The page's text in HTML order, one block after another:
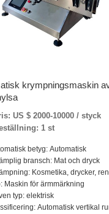
krympningsmaskin
US $ 2000-10000 / styck
1 st
betyg: Automatisk
bransch: Mat och dryck
Kosmetika, drycker,
Maskin för ärmmärkning
typ: elektrisk
Automatisk vertikal